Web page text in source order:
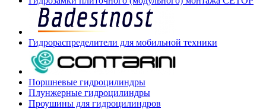
Гидрораспределители для мобильной техники
Поршневые гидроцилиндры
Плунжерные гидроцилиндры
Проушины для гидроцилиндров